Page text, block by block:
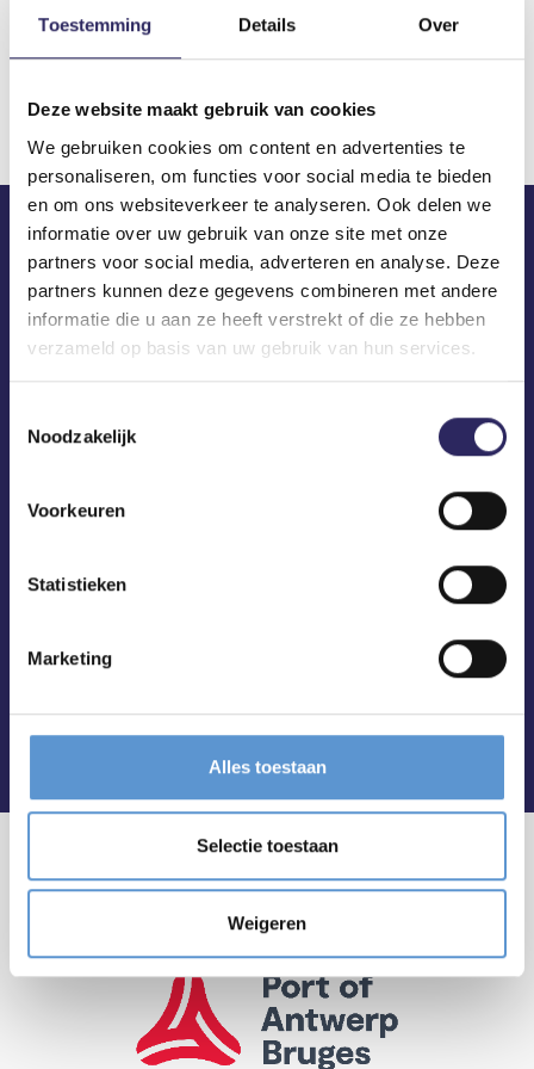
Toestemming Details Over
Deze website maakt gebruik van cookies
We gebruiken cookies om content en advertenties te
personaliseren, om functies voor social media te bieden
en om ons websiteverkeer te analyseren. Ook delen we
informatie over uw gebruik van onze site met onze
partners voor social media, adverteren en analyse. Deze
partners kunnen deze gegevens combineren met andere
informatie die u aan ze heeft verstrekt of die ze hebben
verzameld op basis van uw gebruik van hun services.
Noodzakelijk
Voorkeuren
Statistieken
Marketing
Alles toestaan
Selectie toestaan
Weigeren
ECA in je mailbox?